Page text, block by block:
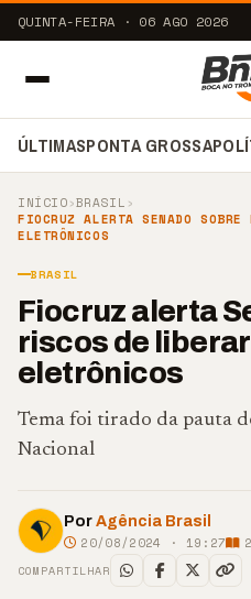
QUINTA-FEIRA · 06 AGO 2026
ÚLTIMASPONTA GROSSA
INÍCIO›BRASIL ›
FIOCRUZ ALERTA SENADO
ELETRÔNICOS
BRASIL
Fiocruz alerta
riscos de
eletrônicos
Tema foi tirado da pauta
Nacional
Por Agência Brasil
20/08/2024 · 19:27 2
COMPARTILHAR